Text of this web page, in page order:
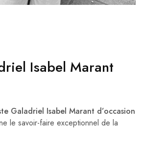
Isabel Marant
Galadriel Isabel Marant d’occasion
le savoir-faire exceptionnel de la